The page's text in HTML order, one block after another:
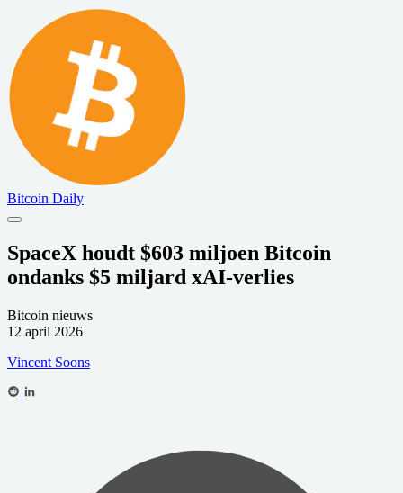
Bitcoin Daily
SpaceX houdt $603 miljoen Bitcoin
ondanks $5 miljard xAI-verlies
Bitcoin nieuws
12 april 2026
Vincent Soons